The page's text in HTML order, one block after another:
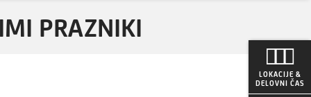
LOKACIJE &
DELOVNI ČAS
PRAZNIKI